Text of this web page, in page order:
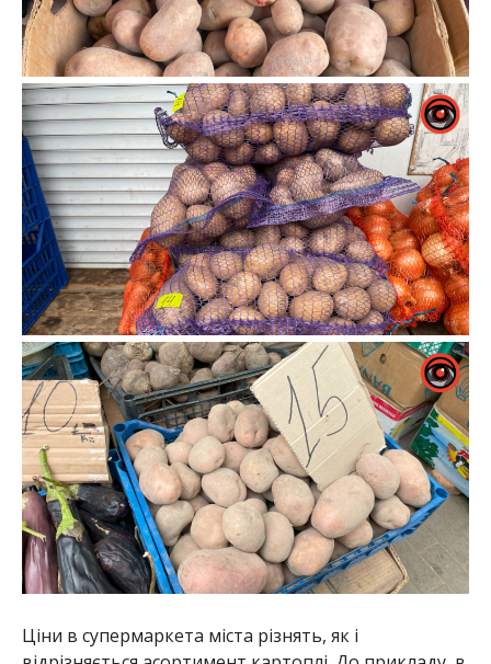
Ціни в супермаркета міста різнять, як і